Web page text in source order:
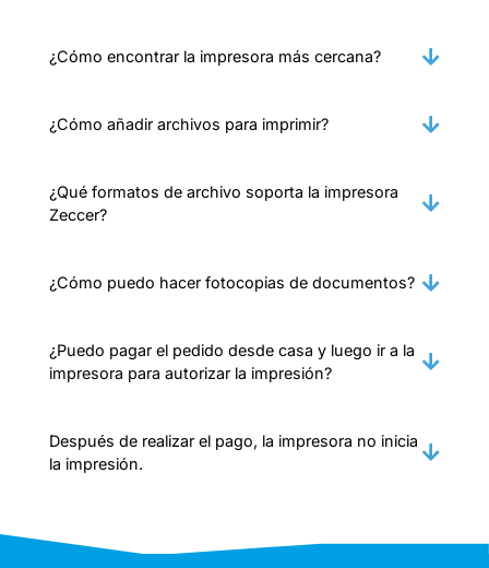
¿Cómo encontrar la impresora más cercana?
¿Cómo añadir archivos para imprimir?
¿Qué formatos de archivo soporta la impresora
Zeccer?
¿Cómo puedo hacer fotocopias de documentos?
¿Puedo pagar el pedido desde casa y luego ir a la
impresora para autorizar la impresión?
Después de realizar el pago, la impresora no inicia
la impresión.